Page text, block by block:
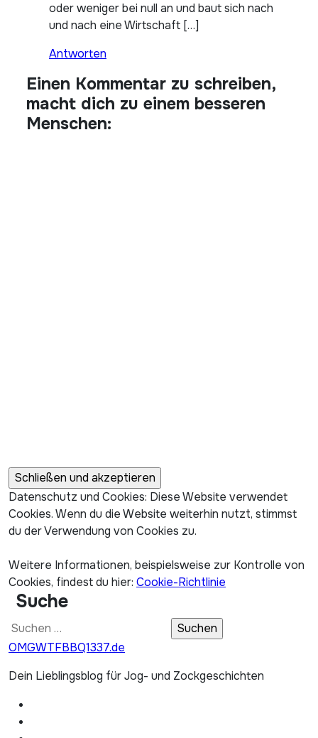
oder weniger bei null an und baut sich nach
und nach eine Wirtschaft […]
Antworten
Einen Kommentar zu schreiben,
macht dich zu einem besseren
Menschen:
Datenschutz und Cookies: Diese Website verwendet
Cookies. Wenn du die Website weiterhin nutzt, stimmst
du der Verwendung von Cookies zu.
Weitere Informationen, beispielsweise zur Kontrolle von
Cookies, findest du hier: Cookie-Richtlinie
Suche
Suchen
nach:
OMGWTFBBQ1337.de
Dein Lieblingsblog für Jog- und Zockgeschichten